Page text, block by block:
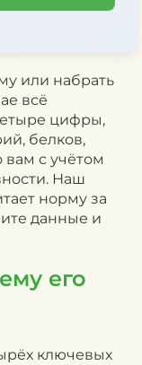
или набрать
всё
цифры,
белков,
с учётом
Наш
норму за
данные и
его
ключевых